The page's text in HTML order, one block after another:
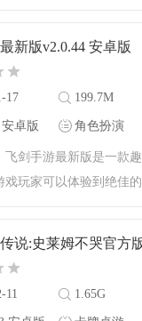
战，则可操控角色，凭
新版v2.0.44 安卓版
17 199.7M
卓版 角色扮演
飞剑手游最新版是一款
戏玩家可以体验到绝佳
为最后的通关者吧，如
11 1.65G